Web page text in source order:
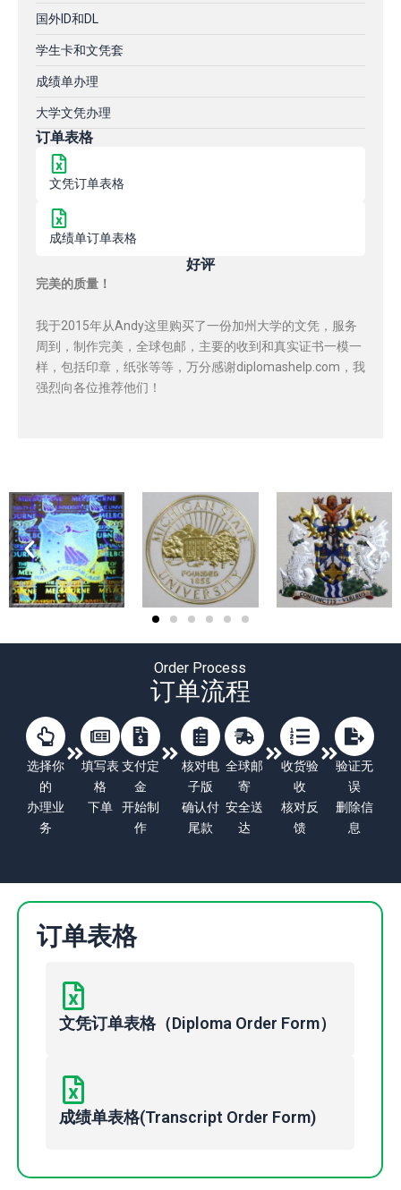
国外ID和DL
学生卡和文凭套
成绩单办理
大学文凭办理
订单表格
文凭订单表格
成绩单订单表格
好评
完美的质量！
我于2015年从Andy这里购买了一份加州大学的文凭，服务
周到，制作完美，全球包邮，主要的收到和真实证书一模一
样，包括印章，纸张等等，万分感谢diplomashelp.com，我
强烈向各位推荐他们！
Order Process
订单流程
选择你
的
办理业
务
填写表
格
下单
支付定
金
开始制
作
核对电
子版
确认付
尾款
全球邮
寄
安全送
达
收货验
收
核对反
馈
验证无
误
删除信
息
订单表格
文凭订单表格（Diploma Order Form）
成绩单表格(Transcript Order Form)